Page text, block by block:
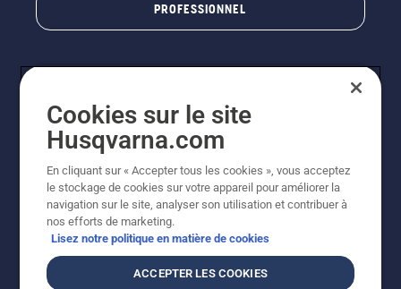
PROFESSIONNEL
© Husqvarna AB (publ). Tous droits réservés. Les prix
indiqués sont des prix de vente conseillés. Photos non
contractuelles. Tous les prix indiqués sont des prix de
disponible pour un achat direct.
Cookies sur le site
Husqvarna.com
En cliquant sur « Accepter tous les cookies », vous acceptez
le stockage de cookies sur votre appareil pour améliorer la
navigation sur le site, analyser son utilisation et contribuer à
nos efforts de marketing.
Lisez notre politique en matière de cookies
ACCEPTER LES COOKIES